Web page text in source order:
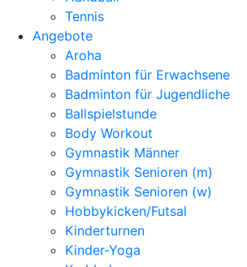
Tennis
Angebote
Aroha
Badminton für Erwachsene
Badminton für Jugendliche
Ballspielstunde
Body Workout
Gymnastik Männer
Gymnastik Senioren (m)
Gymnastik Senioren (w)
Hobbykicken/Futsal
Kinderturnen
Kinder-Yoga